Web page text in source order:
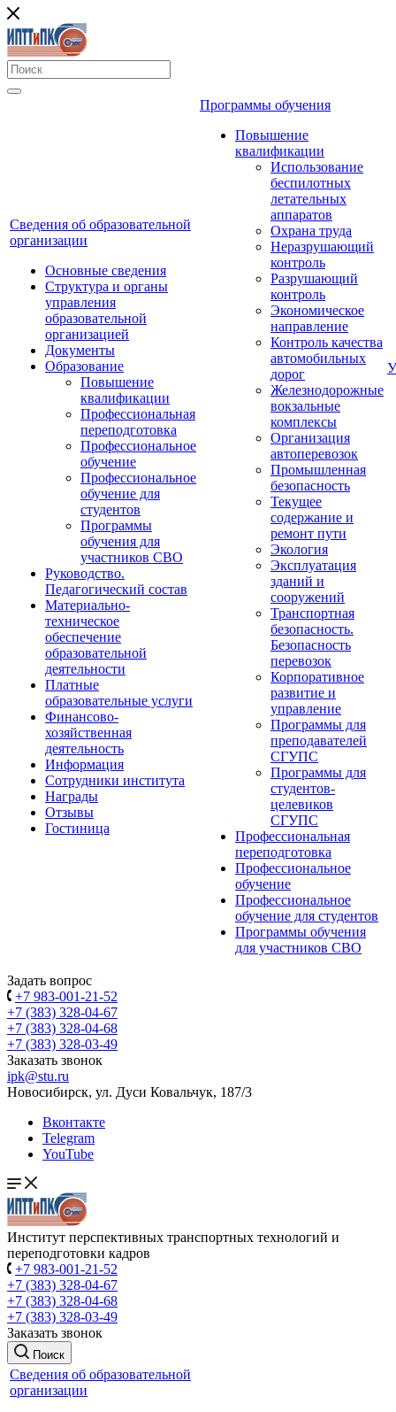
Сведения об образовательной
организации
Основные сведения
Структура и органы
управления
образовательной
организацией
Документы
Образование
Повышение
квалификации
Профессиональная
переподготовка
Профессиональное
обучение
Профессиональное
обучение для
студентов
Программы
обучения для
участников СВО
Руководство.
Педагогический состав
Материально-
техническое
обеспечение
образовательной
деятельности
Платные
образовательные услуги
Финансово-
хозяйственная
деятельность
Информация
Сотрудники института
Награды
Отзывы
Гостиница
Программы обучения
Повышение
квалификации
Использование
беспилотных
летательных
аппаратов
Охрана труда
Неразрушающий
контроль
Разрушающий
контроль
Экономическое
направление
Контроль качества
автомобильных
дорог
Железнодорожные
вокзальные
комплексы
Организация
автоперевозок
Промышленная
безопасность
Текущее
содержание и
ремонт пути
Экология
Эксплуатация
зданий и
сооружений
Транспортная
безопасность.
Безопасность
перевозок
Корпоративное
развитие и
управление
Программы для
преподавателей
СГУПС
Программы для
студентов-
целевиков
СГУПС
Профессиональная
переподготовка
Профессиональное
обучение
Профессиональное
обучение для студентов
Программы обучения
для участников СВО
Задать вопрос
+7 983-001-21-52
+7 (383) 328-04-67
+7 (383) 328-04-68
+7 (383) 328-03-49
Заказать звонок
ipk@stu.ru
Новосибирск, ул. Дуси Ковальчук, 187/3
Вконтакте
Telegram
YouTube
Институт перспективных транспортных технологий и
переподготовки кадров
+7 983-001-21-52
+7 (383) 328-04-67
+7 (383) 328-04-68
+7 (383) 328-03-49
Заказать звонок
Поиск
Сведения об образовательной
организации